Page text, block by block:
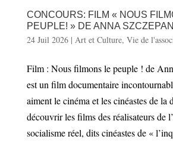
CONCOURS: FILM « NOUS
PEUPLE! » DE ANNA
24 Juil 2026| Art et Culture, Vie de
Film : Nous filmons le peuple ! de
est un film documentaire
aiment le cinéma et les cinéastes de la
découvrir les films des réalisateurs de
socialisme réel, dits cinéastes de «